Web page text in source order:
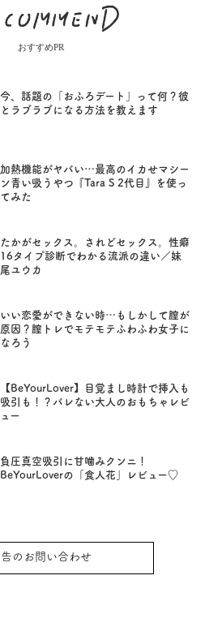
おすすめPR
今、話題の「おふろデート」って何？彼
とラブラブになる方法を教えます
加熱機能がヤバい…最高のイカせマシー
ン青い吸うやつ『Tara S 2代目』を使っ
てみた
たかがセックス。されどセックス。性癖
16タイプ診断でわかる流派の違い／妹
尾ユウカ
いい恋愛ができない時…もしかして膣が
原因？膣トレでモテモテふわふわ女子に
なろう
【BeYourLover】目覚まし時計で挿入も
吸引も！？バレない大人のおもちゃレビ
ュー
負圧真空吸引に甘噛みクンニ！
BeYourLoverの「食人花」レビュー♡
告のお問い合わせ